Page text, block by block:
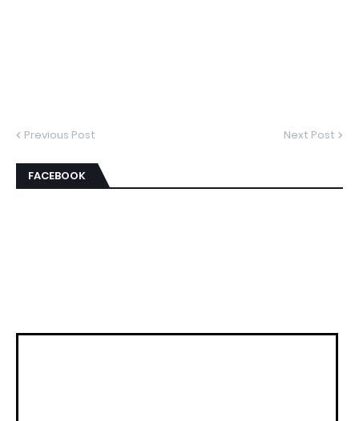
Previous Post Next Post
FACEBOOK